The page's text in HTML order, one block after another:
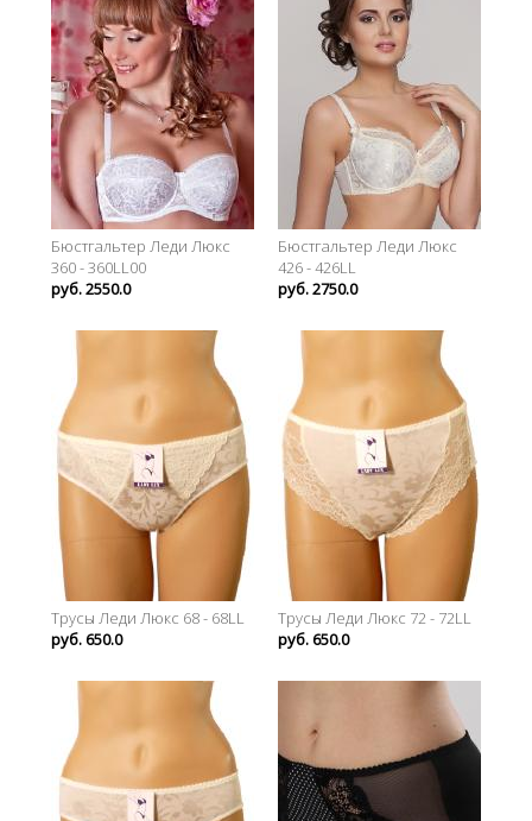
Бюстгальтер Леди Люкс
360 - 360LL00
руб. 2550.0
Бюстгальтер Леди Люкс
426 - 426LL
руб. 2750.0
Трусы Леди Люкс 68 - 68LL
руб. 650.0
Трусы Леди Люкс 72 - 72LL
руб. 650.0